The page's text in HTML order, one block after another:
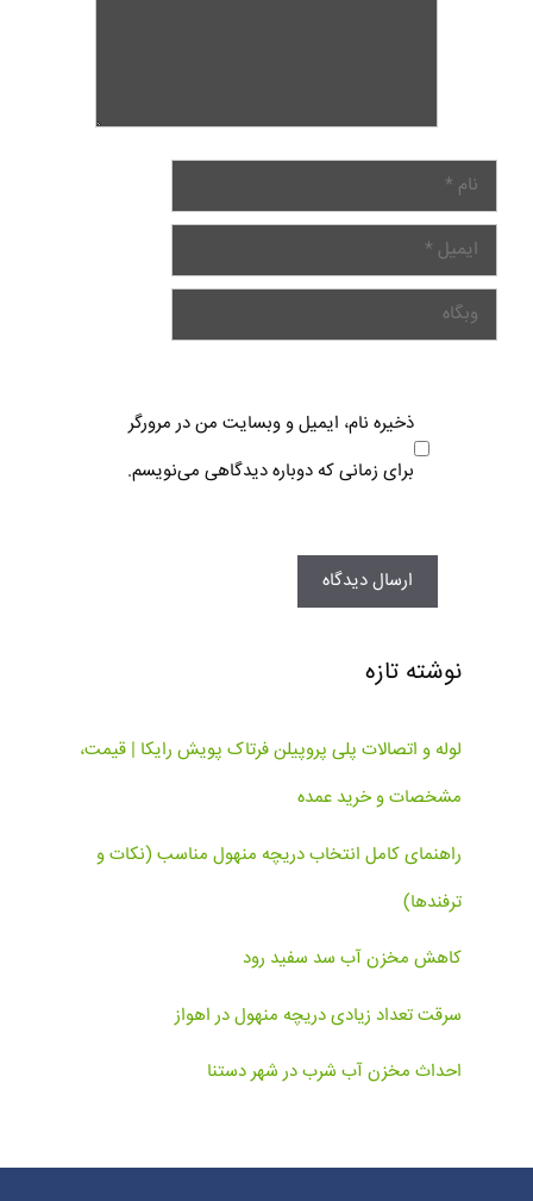
ذخیره نام، ایمیل و وبسایت من در مرورگر
برای زمانی که دوباره دیدگاهی می‌نویسم.
نوشته تازه
لوله و اتصالات پلی پروپیلن فرتاک پویش رایکا | قیمت،
مشخصات و خرید عمده
راهنمای کامل انتخاب دریچه منهول مناسب (نکات و
ترفندها)
کاهش مخزن آب سد سفید رود
سرقت تعداد زیادی دریچه منهول در اهواز
احداث مخزن آب شرب در شهر دستنا